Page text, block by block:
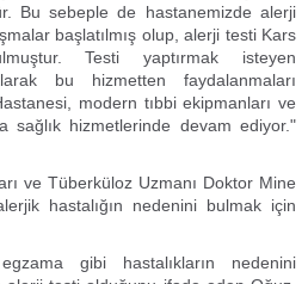
Bu sebeple de hastanemizde alerji
başlatılmış olup, alerji testi Kars
Testi yaptırmak isteyen
bu hizmetten faydalanmaları
modern tıbbi ekipmanları ve
sağlık hizmetlerinde devam ediyor."
ve Tüberküloz Uzmanı Doktor Mine
hastalığın nedenini bulmak için
gibi hastalıkların nedenini